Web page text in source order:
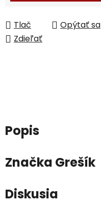
Tlač Opýtať sa
Zdieľať
Popis
Značka Grešík
Diskusia